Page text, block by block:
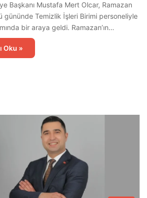
Başkanı Mustafa Mert Olcar, Ramazan
gününde Temizlik İşleri Birimi personeliyle
bir araya geldi. Ramazan’ın…
Oku »